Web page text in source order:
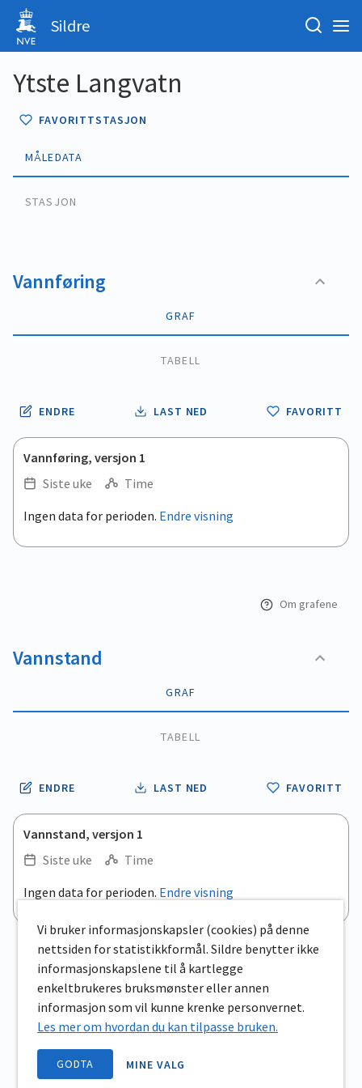
Sildre
Ytste Langvatn
FAVORITTSTASJON
MÅLEDATA
STASJON
Vannføring
GRAF
TABELL
ENDRE LAST NED FAVORITT
Vannføring, versjon 1
Siste uke
Time
.
View as data table, .
Ingen data for perioden. Endre visning
Om grafene
Vannstand
GRAF
TABELL
ENDRE LAST NED FAVORITT
Vannstand, versjon 1
Siste uke
Time
.
View as data table, .
Ingen data for perioden. Endre visning
Vi bruker informasjonskapsler (cookies) på denne
nettsiden for statistikkformål. Sildre benytter ikke
informasjonskapslene til å kartlegge
enkeltbrukeres bruksmønster eller annen
informasjon som vil kunne krenke personvernet.
Les mer om hvordan du kan tilpasse bruken.
GODTA MINE VALG